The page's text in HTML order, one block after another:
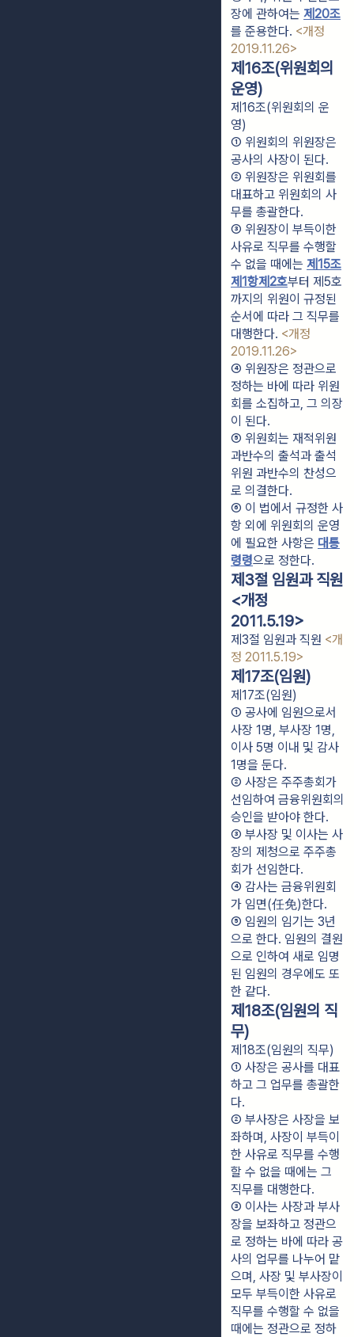
장에 관하여는 제20조
를 준용한다. <개정
2019.11.26>
제16조(위원회의
운영)
제16조(위원회의 운
영)
① 위원회의 위원장은
공사의 사장이 된다.
② 위원장은 위원회를
대표하고 위원회의 사
무를 총괄한다.
③ 위원장이 부득이한
사유로 직무를 수행할
수 없을 때에는 제15조
제1항제2호부터 제5호
까지의 위원이 규정된
순서에 따라 그 직무를
대행한다. <개정
2019.11.26>
④ 위원장은 정관으로
정하는 바에 따라 위원
회를 소집하고, 그 의장
이 된다.
⑤ 위원회는 재적위원
과반수의 출석과 출석
위원 과반수의 찬성으
로 의결한다.
⑥ 이 법에서 규정한 사
항 외에 위원회의 운영
에 필요한 사항은 대통
령령으로 정한다.
제3절 임원과 직원
<개정
2011.5.19>
제3절 임원과 직원 <개
정 2011.5.19>
제17조(임원)
제17조(임원)
① 공사에 임원으로서
사장 1명, 부사장 1명,
이사 5명 이내 및 감사
1명을 둔다.
② 사장은 주주총회가
선임하여 금융위원회의
승인을 받아야 한다.
③ 부사장 및 이사는 사
장의 제청으로 주주총
회가 선임한다.
④ 감사는 금융위원회
가 임면(任免)한다.
⑤ 임원의 임기는 3년
으로 한다. 임원의 결원
으로 인하여 새로 임명
된 임원의 경우에도 또
한 같다.
제18조(임원의 직
무)
제18조(임원의 직무)
① 사장은 공사를 대표
하고 그 업무를 총괄한
다.
② 부사장은 사장을 보
좌하며, 사장이 부득이
한 사유로 직무를 수행
할 수 없을 때에는 그
직무를 대행한다.
③ 이사는 사장과 부사
장을 보좌하고 정관으
로 정하는 바에 따라 공
사의 업무를 나누어 맡
으며, 사장 및 부사장이
모두 부득이한 사유로
직무를 수행할 수 없을
때에는 정관으로 정하